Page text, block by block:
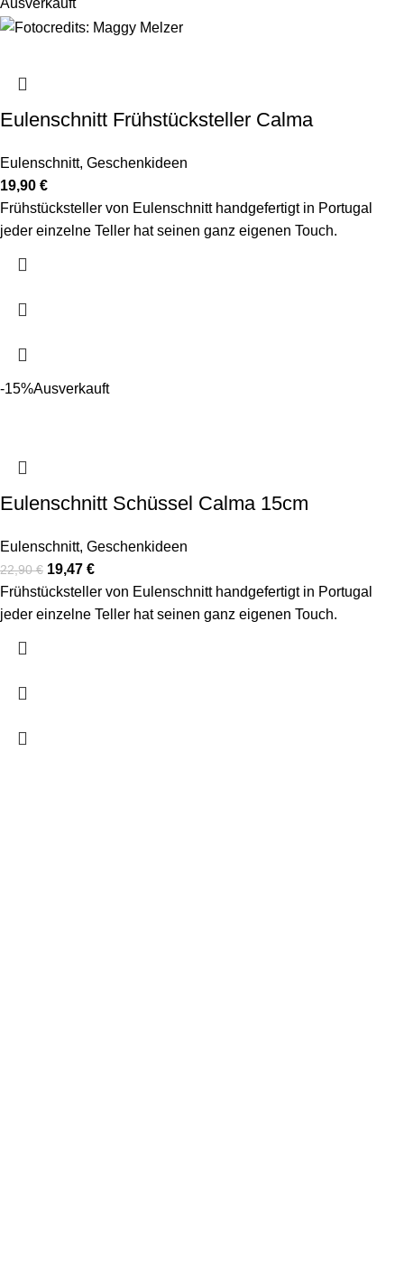
Ausverkauft
Eulenschnitt Frühstücksteller Calma
Eulenschnitt, Geschenkideen
19,90 €
Frühstücksteller von Eulenschnitt handgefertigt in Portugal
jeder einzelne Teller hat seinen ganz eigenen Touch.
-15%Ausverkauft
Eulenschnitt Schüssel Calma 15cm
Eulenschnitt, Geschenkideen
22,90€ 19,47 €
Frühstücksteller von Eulenschnitt handgefertigt in Portugal
jeder einzelne Teller hat seinen ganz eigenen Touch.